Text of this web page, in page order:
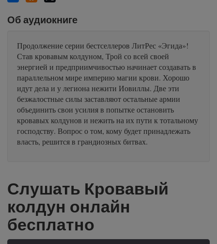
Об аудиокниге
Продолжение серии бестселлеров ЛитРес «Эгида»!
Став кровавым колдуном, Трой со всей своей
энергией и предприимчивостью начинает создавать в
параллельном мире империю магии крови. Хорошо
идут дела и у легиона нежити Иовиллы. Две эти
безжалостные силы заставляют остальные армии
объединить свои усилия в попытке остановить
кровавых колдунов и нежить на их пути к тотальному
господству. Вопрос о том, кому будет принадлежать
власть, решится в грандиозных битвах.
Слушать Кровавый
колдун онлайн
бесплатно